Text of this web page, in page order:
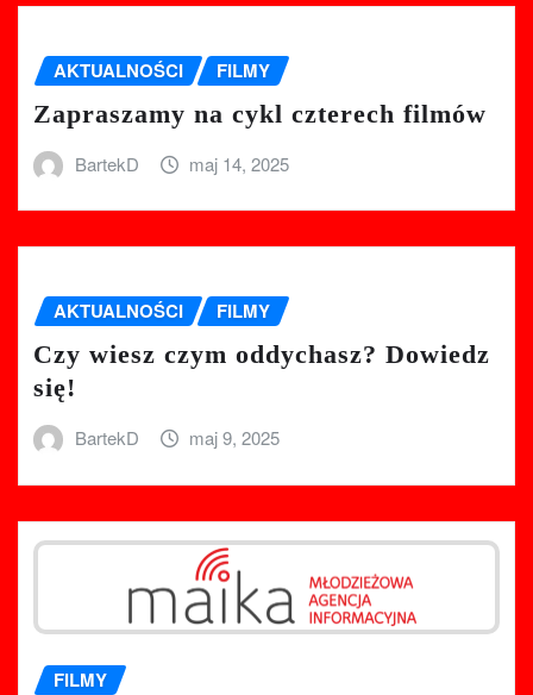
AKTUALNOŚCI FILMY
Zapraszamy na cykl czterech filmów
BartekD maj 14, 2025
AKTUALNOŚCI FILMY
Czy wiesz czym oddychasz? Dowiedz
się!
BartekD maj 9, 2025
FILMY